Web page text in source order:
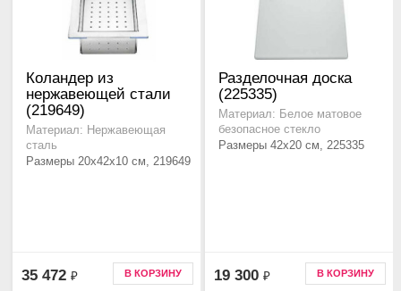
Коландер из
нержавеющей стали
(219649)
Материал: Нержавеющая
сталь
Размеры 20x42x10 см, 219649
35 472 ₽ В КОРЗИНУ
Разделочная доска
(225335)
Материал: Белое матовое
безопасное стекло
Размеры 42x20 см, 225335
19 300 ₽ В КОРЗИНУ